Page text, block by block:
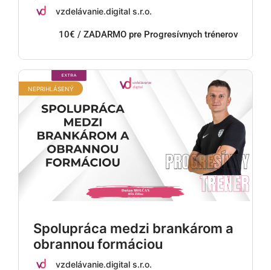
vzdelávanie.digital s.r.o.
10€ / ZADARMO pre Progresívnych trénerov
NEPRIHLÁSENÝ
Spolupráca medzi brankárom a
obrannou formáciou
vzdelávanie.digital s.r.o.